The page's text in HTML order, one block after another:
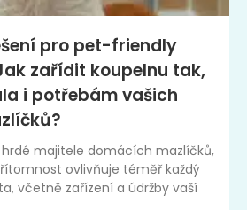
pro pet-friendly
zařídit koupelnu tak,
i potřebám vašich
majitele domácích mazlíčků,
ovlivňuje téměř každý
včetně zařízení a údržby vaší